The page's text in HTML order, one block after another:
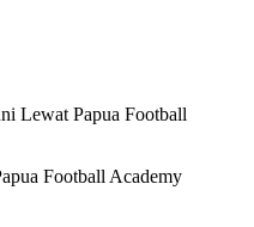
Lewat Papua Football
Football Academy